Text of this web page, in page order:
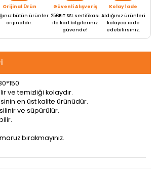
Orijinal Ürün
bütün ürünler
orijinaldir.
Güvenli Alışveriş
256BIT SSL sertifikası
ile kart bilgileriniz
güvende!
Kolay İade
Aldığınız ürünleri
kolayca iade
edebilirsiniz.
ve temizliği kolaydır.
en üst kalite ürünüdür.
ve süpürülür.
bırakmayınız.